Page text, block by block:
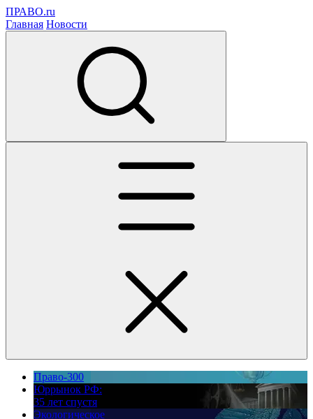
ПРАВО.ru
Главная Новости
Право-300
Юррынок РФ:
35 лет спустя
Экологическое